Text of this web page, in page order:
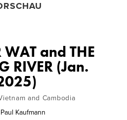
and THE
RIVER (Jan.
and Cambodia
Paul Kaufmann